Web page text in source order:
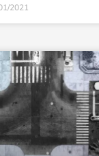
2021